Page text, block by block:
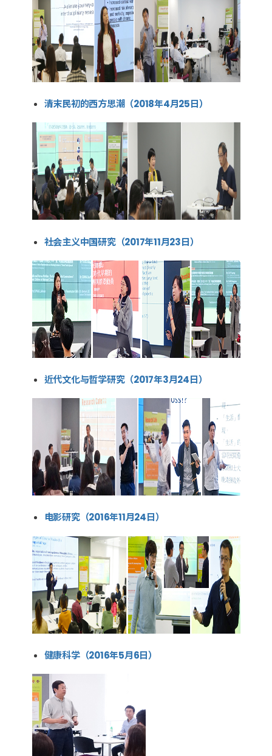
清末民初的西方思潮（2018年4月25日）
社会主义中国研究（2017年11月23日）
近代文化与哲学研究（2017年3月24日）
电影研究（2016年11月24日）
健康科学（2016年5月6日）